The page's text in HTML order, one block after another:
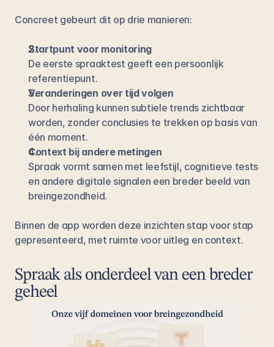
Concreet gebeurt dit op drie manieren:
Startpunt voor monitoring
De eerste spraaktest geeft een persoonlijk
referentiepunt.
Veranderingen over tijd volgen
Door herhaling kunnen subtiele trends zichtbaar
worden, zonder conclusies te trekken op basis van
één moment.
Context bij andere metingen
Spraak vormt samen met leefstijl, cognitieve tests
en andere digitale signalen een breder beeld van
breingezondheid.
Binnen de app worden deze inzichten stap voor stap
gepresenteerd, met ruimte voor uitleg en context.
Spraak als onderdeel van een breder
geheel